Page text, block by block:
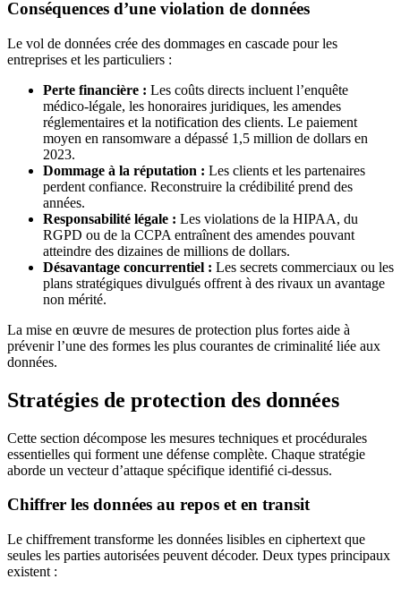
Conséquences d’une violation de données
Le vol de données crée des dommages en cascade pour les
entreprises et les particuliers :
Perte financière : Les coûts directs incluent l’enquête
médico-légale, les honoraires juridiques, les amendes
réglementaires et la notification des clients. Le paiement
moyen en ransomware a dépassé 1,5 million de dollars en
2023.
Dommage à la réputation : Les clients et les partenaires
perdent confiance. Reconstruire la crédibilité prend des
années.
Responsabilité légale : Les violations de la HIPAA, du
RGPD ou de la CCPA entraînent des amendes pouvant
atteindre des dizaines de millions de dollars.
Désavantage concurrentiel : Les secrets commerciaux ou les
plans stratégiques divulgués offrent à des rivaux un avantage
non mérité.
La mise en œuvre de mesures de protection plus fortes aide à
prévenir l’une des formes les plus courantes de criminalité liée aux
données.
Stratégies de protection des données
Cette section décompose les mesures techniques et procédurales
essentielles qui forment une défense complète. Chaque stratégie
aborde un vecteur d’attaque spécifique identifié ci-dessus.
Chiffrer les données au repos et en transit
Le chiffrement transforme les données lisibles en ciphertext que
seules les parties autorisées peuvent décoder. Deux types principaux
existent :